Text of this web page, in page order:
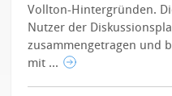
Vollton-Hintergründen.
Nutzer der
zusammengetragen und
mit ...